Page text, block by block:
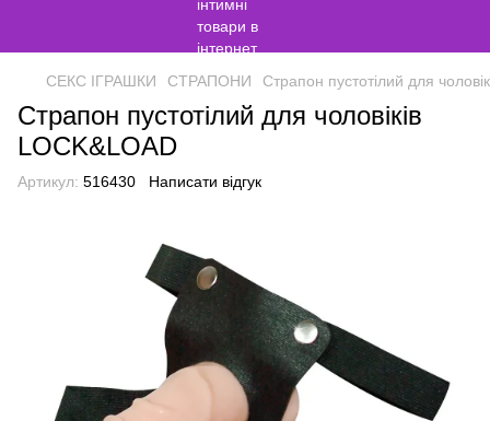
СЕКС ІГРАШКИ СТРАПОНИ Страпон пустотілий для
Страпон пустотілий для чоловіків
LOCK&LOAD
Артикул: 516430 Написати відгук